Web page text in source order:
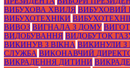
ВИБУХОВА ХВИЛЯ ВИБУХОВИЙ
ВИБУХОТЕХНІКИ
ВИВОЗ ВИГНАЛА З ДОМУ
ВИДОБУВАННЯ ВИДОБУТОК
ВИКИНУВ З ВІКНА ВИКИНУЛИ З
СЛУЖБА ВИКОНАВЧИЙ
ВИКРАДЕННЯ ДИТИНИ